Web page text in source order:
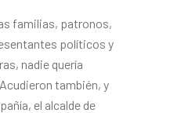
familias, patronos,
políticos y
nadie quería
también, y
el alcalde de